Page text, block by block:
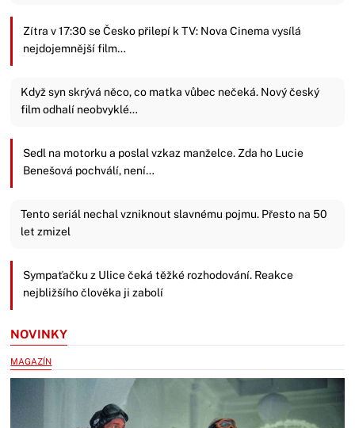
Zítra v 17:30 se Česko přilepí k TV: Nova Cinema vysílá
nejdojemnější film…
Když syn skrývá něco, co matka vůbec nečeká. Nový český
film odhalí neobvyklé…
Sedl na motorku a poslal vzkaz manželce. Zda ho Lucie
Benešová pochválí, není…
Tento seriál nechal vzniknout slavnému pojmu. Přesto na 50
let zmizel
Sympaťačku z Ulice čeká těžké rozhodování. Reakce
nejbližšího člověka ji zabolí
NOVINKY
MAGAZÍN